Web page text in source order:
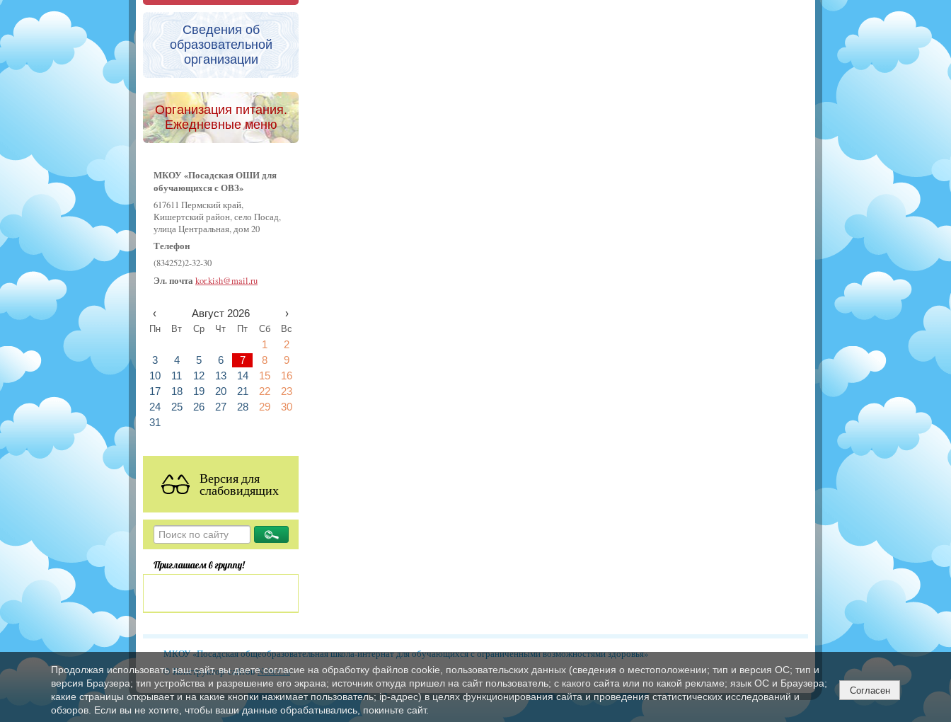
Сведения об
образовательной
организации
Организация питания.
Ежедневные меню
МКОУ «Посадская ОШИ для
обучающихся с ОВЗ»
617611 Пермский край,
Кишертский район, село Посад,
улица Центральная, дом 20
Телефон
(834252)2-32-30
Эл. почта kor.kish@mail.ru
‹ Август 2026 ›
Пн Вт Ср Чт Пт Сб Вс
1
2
3
4 5 6 7 8
9
10
11 12 13 14 15
16
17
18 19 20 21 22
23
24
25 26 27 28 29
30
31
Версия для
слабовидящих
Приглашаем в группу!
МКОУ «Посадская общеобразовательная школа-интернат для обучающихся с ограниченными возможностями здоровья»
© Конструктор сайтовNubex.ru
Продолжая использовать наш сайт, вы даете согласие на обработку файлов cookie, пользовательских данных (сведения о местоположении; тип и версия ОС; тип и
версия Браузера; тип устройства и разрешение его экрана; источник откуда пришел на сайт пользователь; с какого сайта или по какой рекламе; язык ОС и Браузера;
какие страницы открывает и на какие кнопки нажимает пользователь; ip-адрес) в целях функционирования сайта и проведения статистических исследований и
обзоров. Если вы не хотите, чтобы ваши данные обрабатывались, покиньте сайт.
Согласен